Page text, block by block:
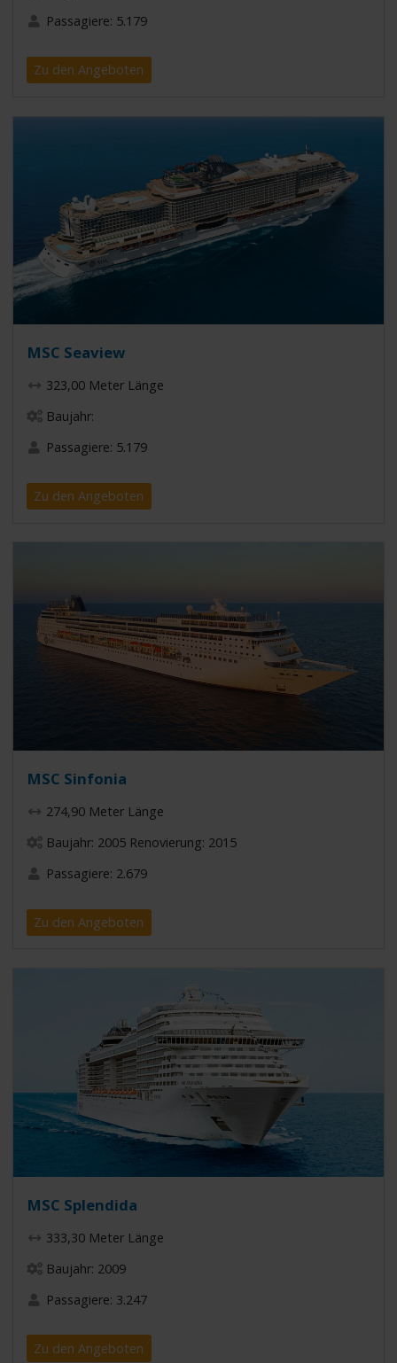
Passagiere: 5.179
Zu den Angeboten
MSC Seaview
323,00 Meter Länge
Baujahr:
Passagiere: 5.179
Zu den Angeboten
MSC Sinfonia
274,90 Meter Länge
Baujahr: 2005 Renovierung: 2015
Passagiere: 2.679
Zu den Angeboten
MSC Splendida
333,30 Meter Länge
Baujahr: 2009
Passagiere: 3.247
Zu den Angeboten